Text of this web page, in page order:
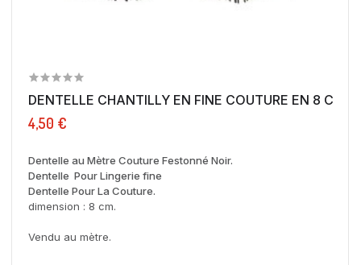
DENTELLE CHANTILLY EN FINE COUTURE EN 8 CM
4,50 €
Dentelle au Mètre Couture Festonné Noir.
Dentelle Pour Lingerie fine
Dentelle Pour La Couture.
dimension : 8 cm.
Vendu au mètre.